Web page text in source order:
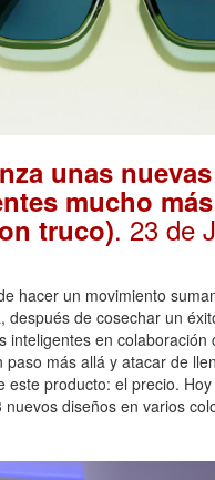
unas
mucho
truco). 23 de
hacer un movimiento
después de cosechar un
inteligentes en colaboración
paso más allá y atacar de
este producto: el precio.
nuevos diseños en varios